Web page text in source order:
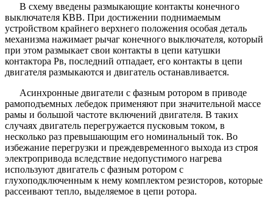
В схему введены размыкающие контакты конечного
выключателя КВВ. При достижении поднимаемым
устройством крайнего верхнего положения особая деталь
механизма нажимает рычаг конечного выключателя, который
при этом размыкает свои контакты в цепи катушки
контактора Рв, последний отпадает, его контакты в цепи
двигателя размыкаются и двигатель останавливается.
Асинхронные двигатели с фазным ротором в приводе
рамоподъемных лебедок применяют при значительной массе
рамы и большой частоте включений двигателя. В таких
случаях двигатель перегружается пусковым током, в
несколько раз превышающим его номинальный ток. Во
избежание перегрузки и преждевременного выхода из строя
электропривода вследствие недопустимого нагрева
используют двигатель с фазным ротором с
глухоподключенным к нему комплектом резисторов, которые
рассеивают тепло, выделяемое в цепи ротора.